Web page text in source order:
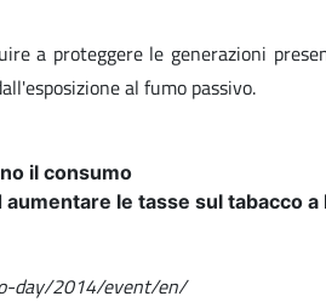
a proteggere le generazioni
al fumo passivo.
il consumo
le tasse sul tabacco
day/2014/event/en/